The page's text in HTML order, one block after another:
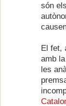
són
El fet,
amb
les